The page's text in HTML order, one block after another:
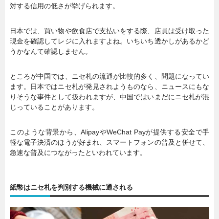
対する信用の低さが挙げられます。
日本では、買い物や飲食店で支払いをする際、店員は受け取った
現金を確認してレジに入れますよね。いちいち透かしがあるかど
うかなんて確認しません。
ところが中国では、ニセ札の流通が比較的多く、問題になってい
ます。日本ではニセ札が発見されようものなら、ニュースにもな
りそうな事件として扱われますが、中国ではいまだにニセ札が混
じっていることがあります。
このような背景から、AlipayやWeChat Payが提供する安全で手
軽な電子決済のほうが好まれ、スマートフォンの普及と併せて、
急速な普及につながったといわれています。
紙幣はニセ札を判別する機械に通される